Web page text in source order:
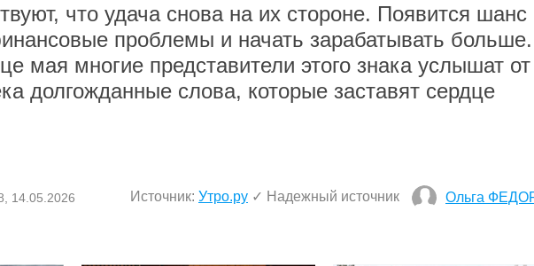
что удача снова на их стороне. Появится шанс
проблемы и начать зарабатывать больше.
мая многие представители этого знака услышат от
долгожданные слова, которые заставят сердце
14.05.2026 Источник: Утро.ру ✓ Надежный источник Ольга